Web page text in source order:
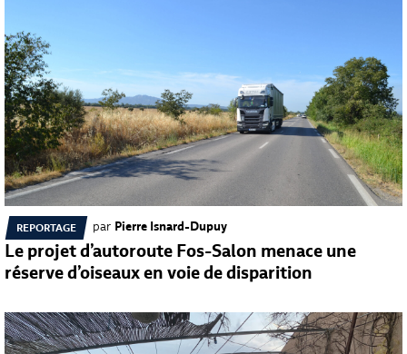
REPORTAGE par Pierre Isnard-Dupuy
Le projet d’autoroute Fos-Salon menace une
réserve d’oiseaux en voie de disparition